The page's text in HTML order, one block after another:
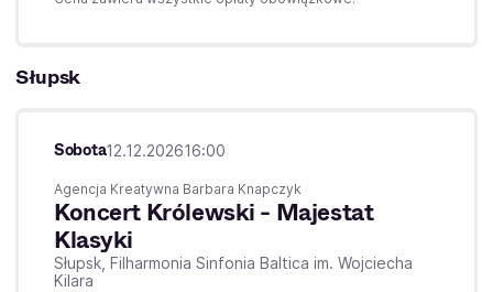
Słupsk
Sobota12.12.202616:00
Agencja Kreatywna Barbara Knapczyk
Koncert Królewski - Majestat
Klasyki
Słupsk, Filharmonia Sinfonia Baltica im. Wojciecha
Kilara